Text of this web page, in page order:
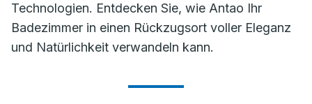
Technologien. Entdecken Sie, wie Antao Ihr
Badezimmer in einen Rückzugsort voller Eleganz
und Natürlichkeit verwandeln kann.